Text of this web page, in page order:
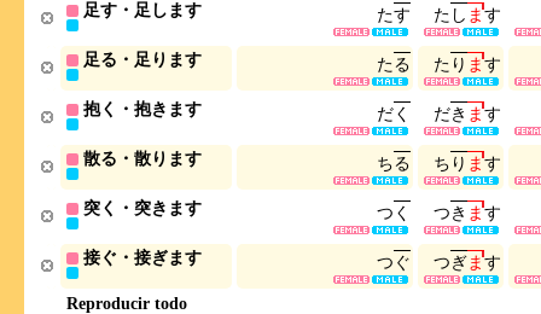
Reproducir todo
足す・足します たす た し ます
足る・足ります たる た り ます
抱く・抱きます だく だき ます
散る・散ります ちる ち り ます
突く・突きます つ く つき ます
接ぐ・接ぎます つ ぐ つぎます